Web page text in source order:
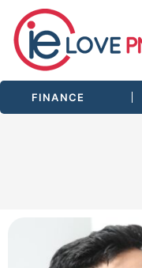
FINANCE